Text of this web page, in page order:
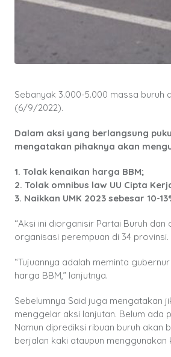
Sebanyak 3.000-5.000 massa
(6/9/2022).
Dalam aksi yang berlangsung
mengatakan pihaknya akan
1. Tolak kenaikan harga BBM;
2. Tolak omnibus law UU Cipta
3. Naikkan UMK 2023 sebesar 10-
“Aksi ini diorganisir Partai Buruh
organisasi perempuan di 34
“Tujuannya adalah meminta
harga BBM,” lanjutnya.
Sebelumnya Said juga mengatakan
menggelar aksi lanjutan. Belum ada
Namun diprediksi ribuan buruh akan
berjalan kaki ataupun menggunakan